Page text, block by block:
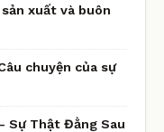
xuất và buôn
chuyện của sự
Sự Thật Đằng Sau